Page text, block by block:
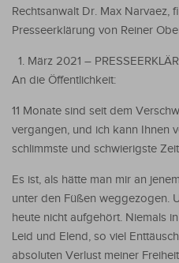
Rechtsanwalt Dr. Max Narvaez,
Presseerklärung von Reiner
März 2021 –
An die Öffentlichkeit:
11 Monate sind seit dem
vergangen, und ich kann Ihnen
schlimmste und schwierigste
Es ist, als hätte man mir an
unter den Füßen weggezogen.
heute nicht aufgehört. Niemals
Leid und Elend, so viel
absoluten Verlust meiner